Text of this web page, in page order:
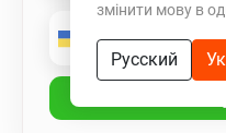
змінити мову в
Русский